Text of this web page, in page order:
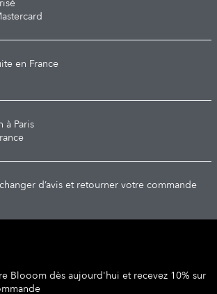
en France
à Paris
d’avis et retourner votre commande
Blooom dès aujourd'hui et recevez 10% sur